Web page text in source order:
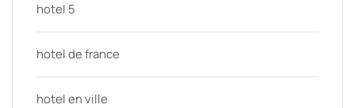
hotel 5
hotel de france
hotel en ville